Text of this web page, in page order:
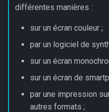
différentes manières :
sur un écran couleur ;
par un logiciel de
sur un écran
sur un écran de
par une impression
autres formats ;